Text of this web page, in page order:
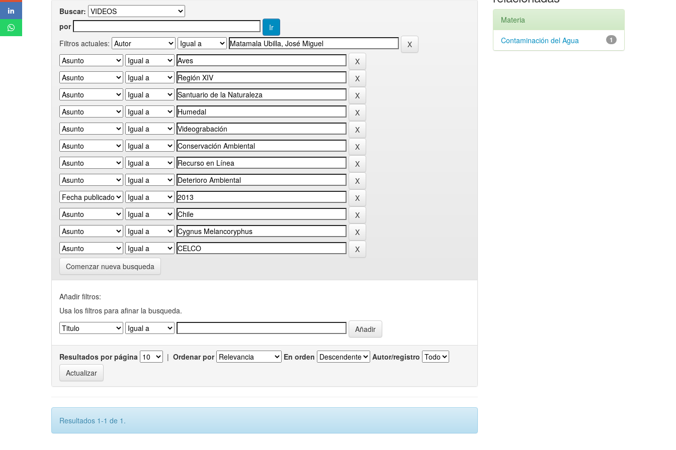
Buscar:
por
Filtros actuales:
Comenzar nueva busqueda
Añadir filtros:
Usa los filtros para afinar la busqueda.
Resultados por página | Ordenar por En orden Autor/registro
Resultados 1-1 de 1.
Materia
1
Contaminación del Agua